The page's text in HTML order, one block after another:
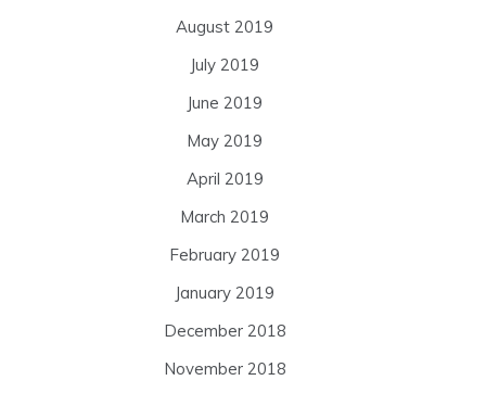
August 2019
July 2019
June 2019
May 2019
April 2019
March 2019
February 2019
January 2019
December 2018
November 2018